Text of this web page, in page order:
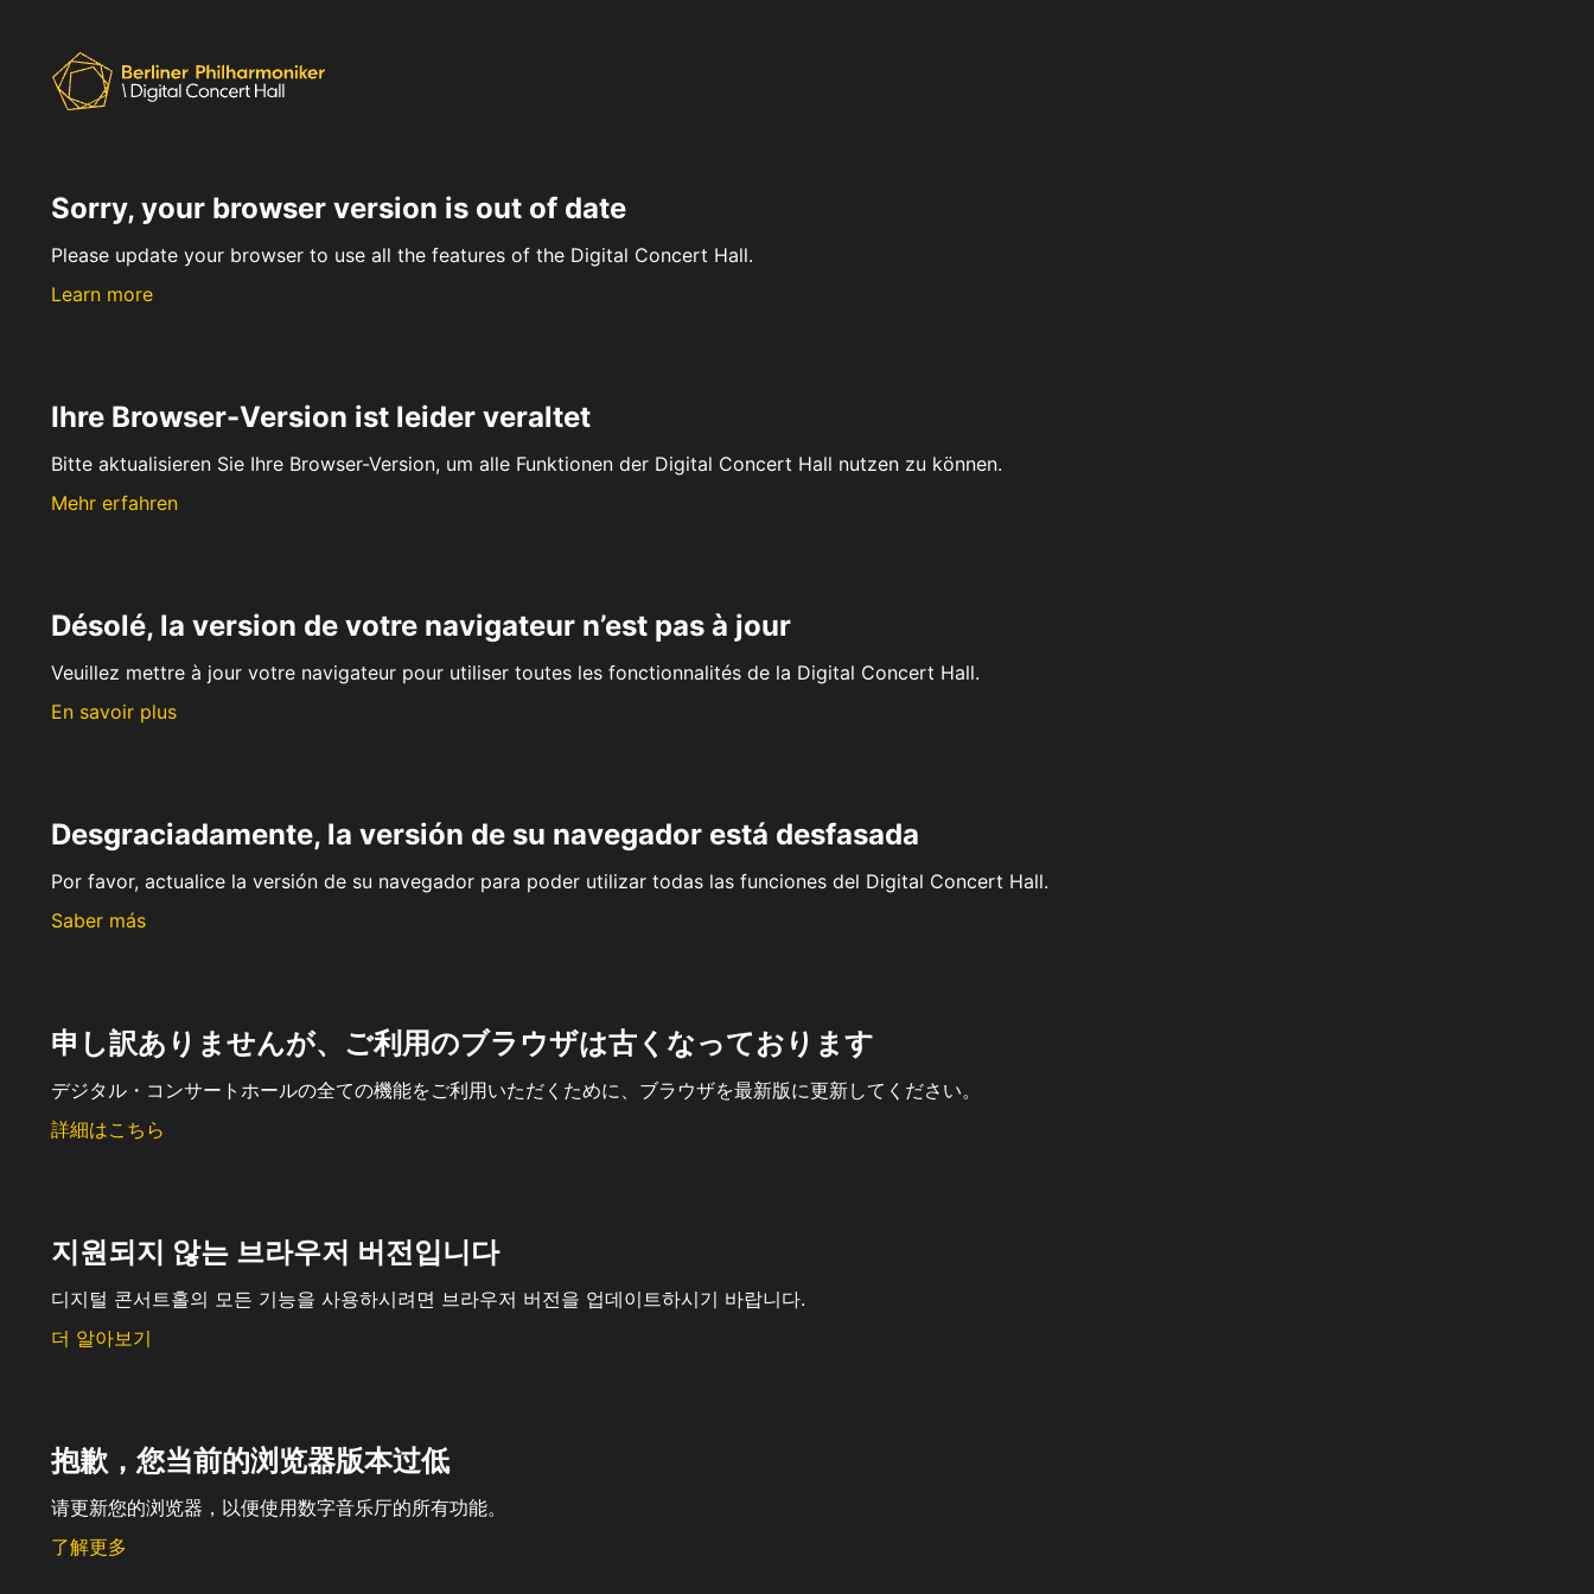
Sorry, your browser version is out of date
Please update your browser to use all the features of the Digital Concert Hall.
Learn more
Ihre Browser-Version ist leider veraltet
Bitte aktualisieren Sie Ihre Browser-Version, um alle Funktionen der Digital Concert Hall nutzen zu können.
Mehr erfahren
Désolé, la version de votre navigateur n’est pas à jour
Veuillez mettre à jour votre navigateur pour utiliser toutes les fonctionnalités de la Digital Concert Hall.
En savoir plus
Desgraciadamente, la versión de su navegador está desfasada
Por favor, actualice la versión de su navegador para poder utilizar todas las funciones del Digital Concert Hall.
Saber más
申し訳ありませんが、ご利用のブラウザは古くなっております
デジタル・コンサートホールの全ての機能をご利用いただくために、ブラウザを最新版に更新してください。
詳細はこちら
지원되지 않는 브라우저 버전입니다
디지털 콘서트홀의 모든 기능을 사용하시려면 브라우저 버전을 업데이트하시기 바랍니다.
더 알아보기
抱歉，您当前的浏览器版本过低
请更新您的浏览器，以便使用数字音乐厅的所有功能。
了解更多